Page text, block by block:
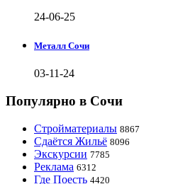
24-06-25
Металл Сочи
03-11-24
Популярно в Сочи
Стройматериалы 8867
Сдаётся Жильё 8096
Экскурсии 7785
Реклама 6312
Где Поесть 4420